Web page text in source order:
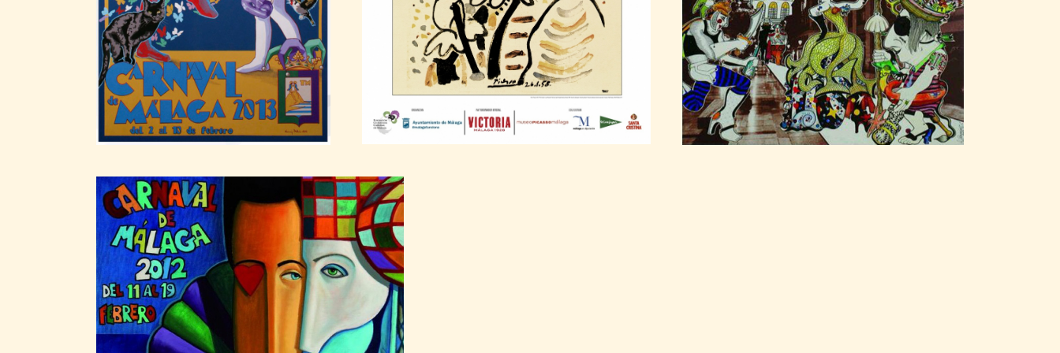
CARTELES
2013
Francisco
Naranjo
CARTELES
2015 Pablo Ruiz
Picasso
CARTELES
2014 Fernando
Barreira